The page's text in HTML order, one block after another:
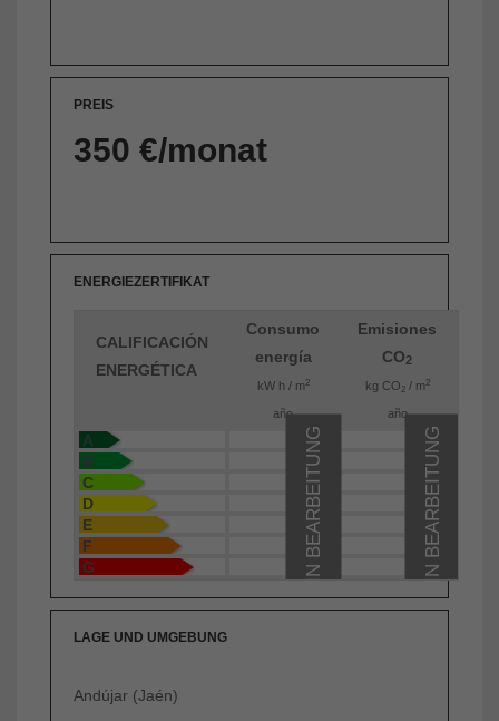
PREIS
350 €/monat
ENERGIEZERTIFIKAT
CALIFICACIÓN
ENERGÉTICA
Consumo
energía
kW h / m2
año
Emisiones
CO2
kg CO 2/ m2
año
A
B
C
D
E
F
G
IN BEARBEITUNG
IN BEARBEITUNG
LAGE UND UMGEBUNG
Andújar (Jaén)